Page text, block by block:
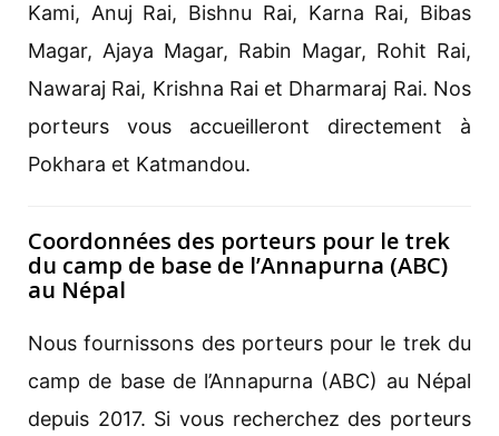
Kami, Anuj Rai, Bishnu Rai, Karna Rai, Bibas
Magar, Ajaya Magar, Rabin Magar, Rohit Rai,
Nawaraj Rai, Krishna Rai et Dharmaraj Rai. Nos
porteurs vous accueilleront directement à
Pokhara et Katmandou.
Coordonnées des porteurs pour le trek
du camp de base de l’Annapurna (ABC)
au Népal
Nous fournissons des porteurs pour le trek du
camp de base de l’Annapurna (ABC) au Népal
depuis 2017. Si vous recherchez des porteurs